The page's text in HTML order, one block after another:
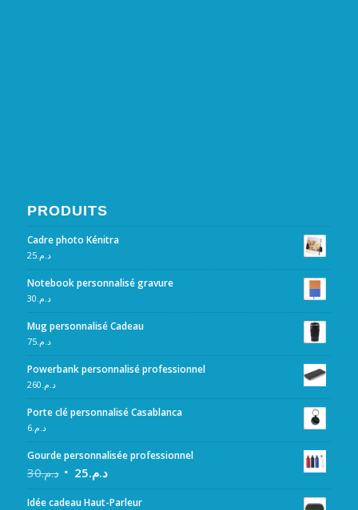
PRODUITS
Cadre photo Kénitra
د.م.25
Notebook personnalisé gravure
د.م. 30
Mug personnalisé Cadeau
د.م.75
Powerbank personnalisé professionnel
د.م. 260
Porte clé personnalisé Casablanca
د.م.6
Gourde personnalisée professionnel
د.م.30 د.م.25
Idée cadeau Haut-Parleur